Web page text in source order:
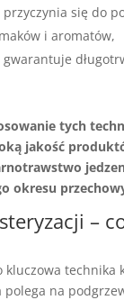
przyczynia się do
i aromatów,
gwarantuje
tych
jakość
okresu
–
technika
polega na